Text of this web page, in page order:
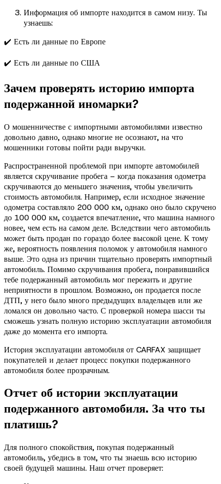
Информация об импорте находится в самом низу. Ты
узнаешь:
✔️ Есть ли данные по Европе
✔️ Есть ли данные по США
Зачем проверять историю импорта
подержанной иномарки?
О мошенничестве с импортными автомобилями известно
довольно давно, однако многие не осознают, на что
мошенники готовы пойти ради выручки.
Распространенной проблемой при импорте автомобилей
является скручивание пробега – когда показания одометра
скручиваются до меньшего значения, чтобы увеличить
стоимость автомобиля. Например, если исходное значение
одометра составляло 200 000 км, однако оно было скручено
до 100 000 км, создается впечатление, что машина намного
новее, чем есть на самом деле. Вследствии чего автомобиль
может быть продан по гораздо более высокой цене. К тому
же, вероятность появления поломок у автомобиля намного
выше. Это одна из причин тщательно проверять импортный
автомобиль. Помимо скручивания пробега, понравившийся
тебе подержанный автомобиль мог пережить и другие
неприятности в прошлом. Возможно, он продается после
ДТП, у него было много предыдущих владельцев или же
ломался он довольно часто. С проверкой номера шасси ты
сможешь узнать полную историю эксплуатации автомобиля
даже до момента его импорта.
История эксплуатации автомобиля от CARFAX защищает
покупателей и делает процесс покупки подержанного
автомобиля более прозрачным.
Отчет об истории эксплуатации
подержанного автомобиля. За что ты
платишь?
Для полного спокойствия, покупая подержанный
автомобиль, убедись в том, что ты знаешь всю историю
своей будущей машины. Наш отчет проверяет: